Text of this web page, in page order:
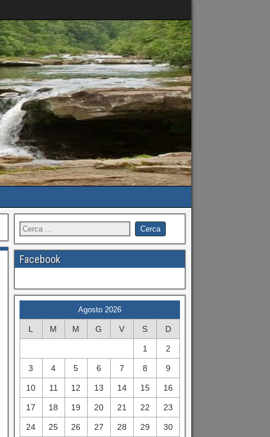
Facebook
Agosto 2026
L M M G V S D
1 2
3 4 5 6 7 8 9
10 11 12 13 14 15 16
17 18 19 20 21 22 23
24 25 26 27 28 29 30